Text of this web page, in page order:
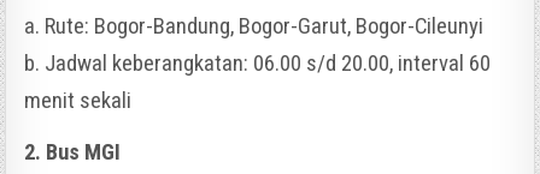
a. Rute: Bogor-Bandung, Bogor-Garut, Bogor-Cileunyi
b. Jadwal keberangkatan: 06.00 s/d 20.00, interval 60
menit sekali
2. Bus MGI